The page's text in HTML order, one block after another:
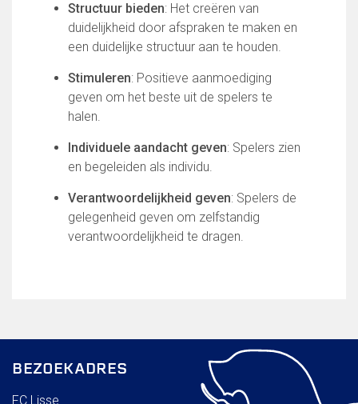
Heeren van Ter Specke
Maatschappelijke bijdrage
Steun bij contributie
Support Casper
Dagbesteding ’s Heeren Loo
Onze vrijwilligers en ereleden
Contact
Vertrouwenspersonen
Financieel contactpersoon
VOLG ONS OP:
Structuur bieden: Het creëren van
duidelijkheid door afspraken te maken en
een duidelijke structuur aan te houden.
Stimuleren: Positieve aanmoediging
geven om het beste uit de spelers te
halen.
Individuele aandacht geven: Spelers zien
en begeleiden als individu.
Verantwoordelijkheid geven: Spelers de
gelegenheid geven om zelfstandig
verantwoordelijkheid te dragen.
BEZOEKADRES
FC Lisse